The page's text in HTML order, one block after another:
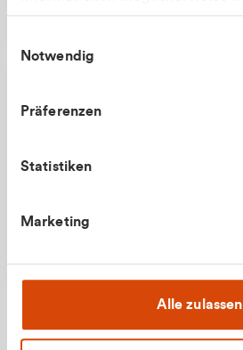
gesammelt haben.
Notwendig
Präferenzen
Statistiken
Marketing
Alle zulassen